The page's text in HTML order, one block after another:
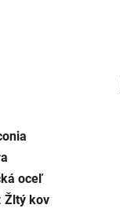
oceľ
Žltý kov